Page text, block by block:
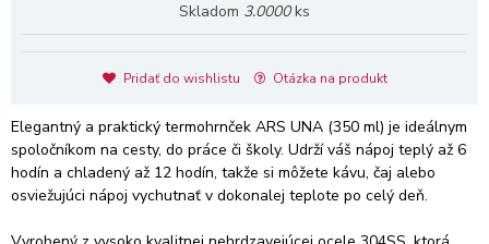
Skladom 3.0000ks
Pridať do wishlistu Otázka na produkt
Elegantný a praktický termohrnček ARS UNA (350 ml) je ideálnym
spoločníkom na cesty, do práce či školy. Udrží váš nápoj teplý až 6
hodín a chladený až 12 hodín, takže si môžete kávu, čaj alebo
osviežujúci nápoj vychutnať v dokonalej teplote po celý deň.